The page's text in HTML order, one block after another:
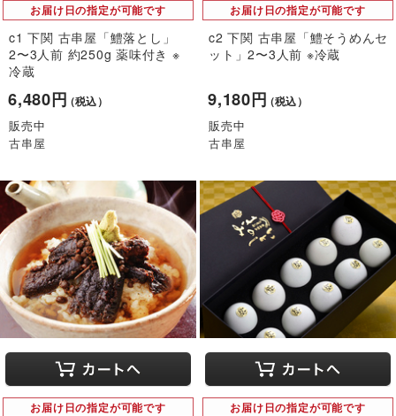
お届け日の指定が可能です
c1 下関 古串屋「鱧落とし」
2〜3人前 約250g 薬味付き ※
冷蔵
6,480円（税込）
販売中
古串屋
お届け日の指定が可能です
c2 下関 古串屋「鱧そうめんセ
ット」2〜3人前 ※冷蔵
9,180円（税込）
販売中
古串屋
お届け日の指定が可能です お届け日の指定が可能です